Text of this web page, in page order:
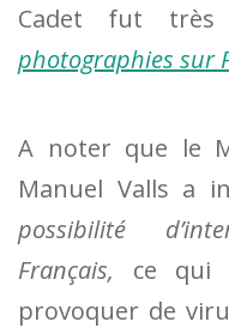
Cadet fut
photographies sur
A noter que le
Manuel Valls a
possibilité
Français, ce qui
provoquer de